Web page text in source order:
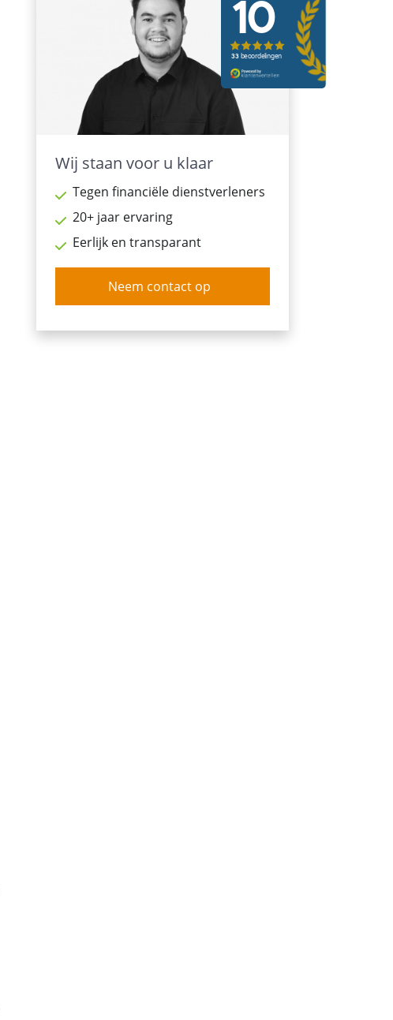
Wij staan voor u klaar
Tegen financiële dienstverleners
20+ jaar ervaring
Eerlijk en transparant
Neem contact op